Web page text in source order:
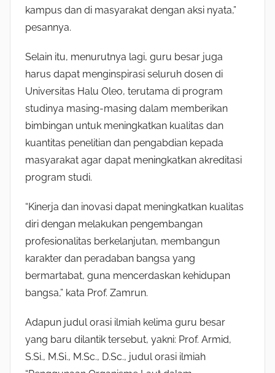
kampus dan di masyarakat dengan aksi nyata,”
pesannya.
Selain itu, menurutnya lagi, guru besar juga
harus dapat menginspirasi seluruh dosen di
Universitas Halu Oleo, terutama di program
studinya masing-masing dalam memberikan
bimbingan untuk meningkatkan kualitas dan
kuantitas penelitian dan pengabdian kepada
masyarakat agar dapat meningkatkan akreditasi
program studi.
“Kinerja dan inovasi dapat meningkatkan kualitas
diri dengan melakukan pengembangan
profesionalitas berkelanjutan, membangun
karakter dan peradaban bangsa yang
bermartabat, guna mencerdaskan kehidupan
bangsa,” kata Prof. Zamrun.
Adapun judul orasi ilmiah kelima guru besar
yang baru dilantik tersebut, yakni: Prof. Armid,
S.Si., M.Si., M.Sc., D.Sc., judul orasi ilmiah